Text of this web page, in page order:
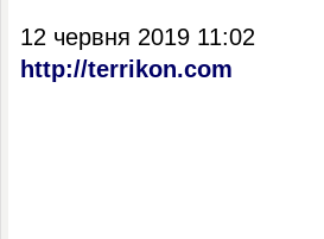
12 червня 2019 11:02
http://terrikon.com